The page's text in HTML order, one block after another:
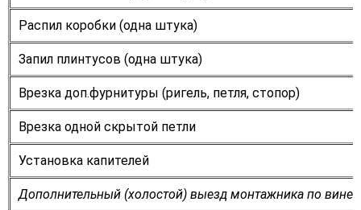
Распил коробки (одна штука)
Запил плинтусов (одна штука)
Врезка доп.фурнитуры (ригель, петля, стопор)
Врезка одной скрытой петли
Установка капителей
Дополнительный (холостой) выезд монтажника по вине